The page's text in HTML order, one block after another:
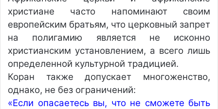
христиане часто напоминают своим
европейским братьям, что церковный запрет
на полигамию является не исконно
христианским установлением, а всего лишь
определенной культурной традицией.
Коран также допускает многоженство,
однако, не без ограничений:
«Если опасаетесь вы, что не сможете быть